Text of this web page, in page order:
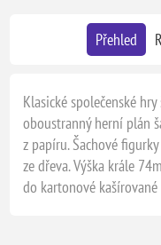
Přehled
Klasické společenské
oboustranný herní plán
z papíru. Šachové
ze dřeva. Výška krále
do kartonové